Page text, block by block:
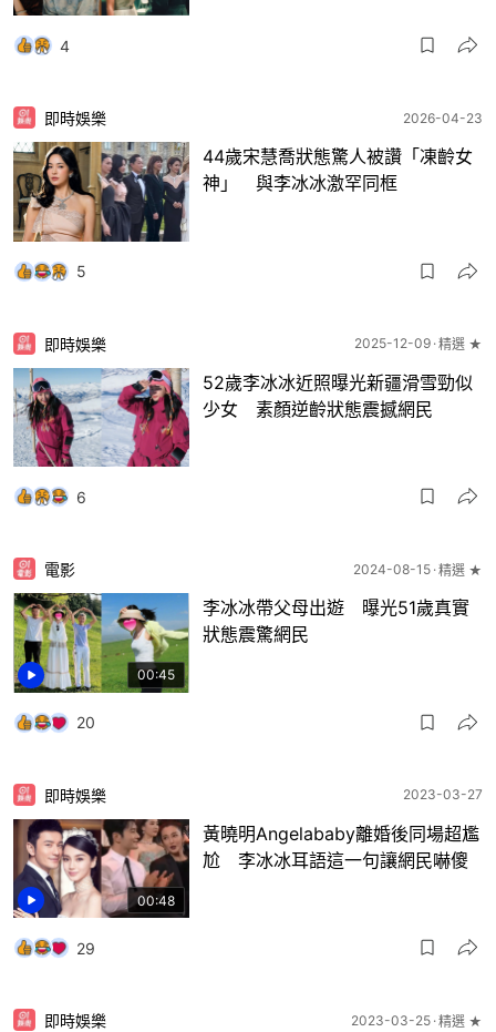
4
即時娛樂 2026-04-23
44歲宋慧喬狀態驚人被讚「凍齡女
神」 與李冰冰激罕同框
5
即時娛樂 2025-12-09 精選 ★
52歲李冰冰近照曝光新疆滑雪勁似
少女 素顏逆齡狀態震撼網民
6
00:45
電影 2024-08-15 精選 ★
李冰冰帶父母出遊 曝光51歲真實
狀態震驚網民
20
00:48
即時娛樂 2023-03-27
黃曉明Angelababy離婚後同場超尷
尬 李冰冰耳語這一句讓網民嚇傻
29
即時娛樂 2023-03-25 精選 ★